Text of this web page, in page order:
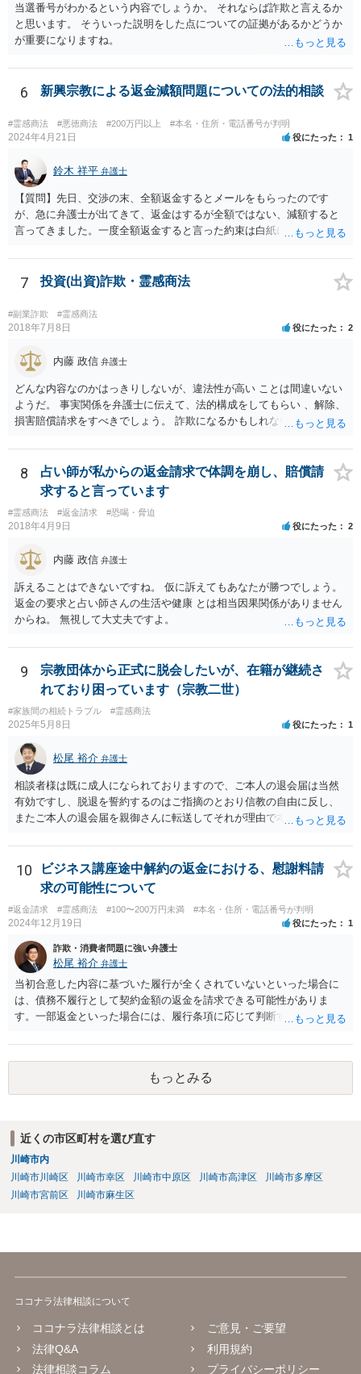
当選番号がわかるという内容でしょうか。 それならば詐欺と言えるか
と思います。 そういった説明をした点についての証拠があるかどうか
が重要になりますね。
6 新興宗教による返金減額問題についての法的相談
#霊感商法 #悪徳商法 #200万円以上 #本名・住所・電話番号が判明
2024年4月21日 役にたった 1
鈴木 祥平 弁護士
【質問】先日、交渉の末、全額返金するとメールをもらったのです
が、急に弁護士が出てきて、返金はするが全額ではない、減額すると
言ってきました。一度全額返金すると言った約束は白紙に戻ってしま
答】弁護士が出てくることによって、当初言っていたことが覆るとい
うことは、よくあることであると思います。最終的な合意が締結され
ていない以上は、交渉の途中で以前提示していた案を撤回をすること
は自由にすることができます。 法的に返金を求める請求が可能である
のかについては、お金を出した経緯などをもう少し詳細に弁護士にヒ
と思います。
7 投資(出資)詐欺・霊感商法
#副業詐欺 #霊感商法
2018年7月8日 役にたった 2
内藤 政信 弁護士
どんな内容なのかはっきりしないが、違法性が高い ことは間違いない
ようだ。 事実関係を弁護士に伝えて、法的構成をしてもらい 、解除、
損害賠償請求をすべきでしょう。 詐欺になるかもしれないですしね。
す。 費用は後回しでいいでしょう。 勝てる事案かどうかの見極めが先
ですから。
8
占い師が私からの返金請求で体調を崩し、賠償請
求すると言っています
#霊感商法 #返金請求 #恐喝・脅迫
2018年4月9日 役にたった 2
内藤 政信 弁護士
訴えることはできないですね。 仮に訴えてもあなたが勝つでしょう。
返金の要求と占い師さんの生活や健康 とは相当因果関係がありません
からね。 無視して大丈夫ですよ。
9
宗教団体から正式に脱会したいが、在籍が継続さ
れており困っています（宗教二世）
#家族間の相続トラブル #霊感商法
2025年5月8日 役にたった 1
松尾 裕介 弁護士
相談者様は既に成人になられておりますので、ご本人の退会届は当然
有効ですし、脱退を誓約するのはご指摘のとおり信教の自由に反し、
またご本人の退会届を親御さんに転送してそれが理由で本部が退会に
ような理由で、誠実に対応いただけなければ損害賠償請求も検討する
旨申し入れたうえで、弁護士名義等で、退会証明等を依頼する内容証
明郵便を本部宛に送付することが考えられるかと思います。
10
ビジネス講座途中解約の返金における、慰謝料請
求の可能性について
#返金請求 #霊感商法 #100〜200万円未満 #本名・住所・電話番号が判明
2024年12月19日 役にたった 1
詐欺・消費者問題に強い弁護士
松尾 裕介 弁護士
当初合意した内容に基づいた履行が全くされていないといった場合に
は、債務不履行として契約金額の返金を請求できる可能性がありま
す。一部返金といった場合には、履行条項に応じて判断することも考
単に契約違反ということになると、慰謝料請求などは法的には認めら
れない可能性が高いと考えられます。 結局のところ相手方が遅々と
して容易に返金に応じない、微々たる金額しか返金に応じないといっ
た場合には、返金交渉について、直接資料を持ち寄り弁護士にご相談
もっとみる
近くの市区町村を選び直す
川崎市内
川崎市川崎区
川崎市幸区 川崎市中原区 川崎市高津区
川崎市多摩区
川崎市宮前区
川崎市麻生区
ココナラ法律相談について
ココナラ法律相談とは
法律Q&A
法律相談コラム
ご意見・ご要望
利用規約
プライバシーポリシー